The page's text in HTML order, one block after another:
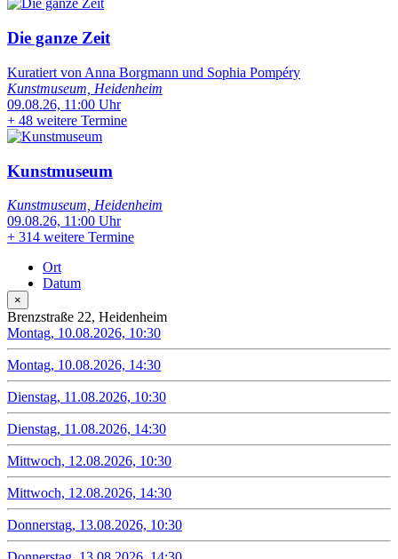
Die ganze Zeit
Kuratiert von Anna Borgmann und Sophia Pompéry
Kunstmuseum, Heidenheim
09.08.26, 11:00 Uhr
+ 48 weitere Termine
Kunstmuseum
Kunstmuseum, Heidenheim
09.08.26, 11:00 Uhr
+ 314 weitere Termine
Ort
Datum
×
Brenzstraße 22, Heidenheim
Montag, 10.08.2026, 10:30
Montag, 10.08.2026, 14:30
Dienstag, 11.08.2026, 10:30
Dienstag, 11.08.2026, 14:30
Mittwoch, 12.08.2026, 10:30
Mittwoch, 12.08.2026, 14:30
Donnerstag, 13.08.2026, 10:30